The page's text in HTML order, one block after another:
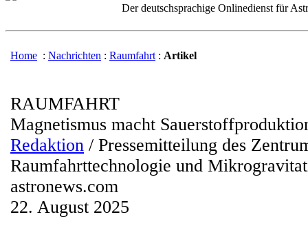
Der deutschsprachige Onlinedienst für
Home : Nachrichten : Raumfahrt : Artikel
RAUMFAHRT
Magnetismus macht
Redaktion / Pressemitteilung des
Raumfahrttechnologie und
astronews.com
22. August 2025